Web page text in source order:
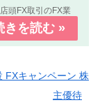
頭FX取引のFX業
FX業者指定した
約定する。約定
定した為替レート
くは約定しにく
FXキャンペーン 株
主優待